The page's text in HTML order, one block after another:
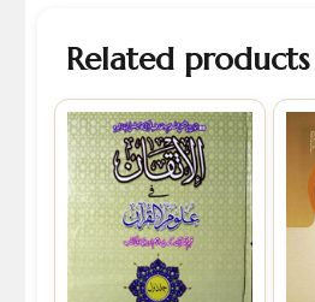
Related products